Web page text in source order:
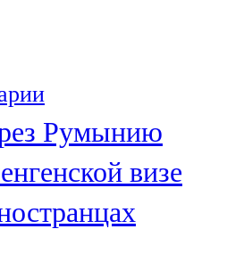
Румынию
визе